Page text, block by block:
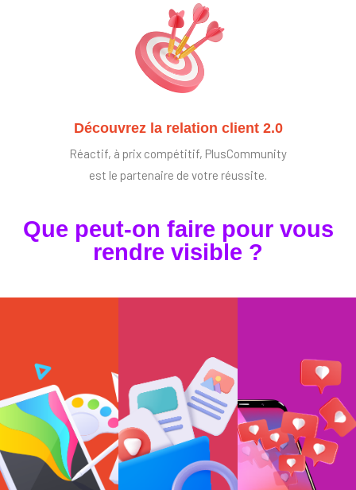
Découvrez la relation client 2.0
Réactif, à prix compétitif, PlusCommunity
est le partenaire de votre réussite.
Que peut-on faire pour vous
rendre visible ?